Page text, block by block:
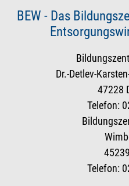
BEW - Das
Dr.-Detlev-
47228
Telefon:
Telefon: